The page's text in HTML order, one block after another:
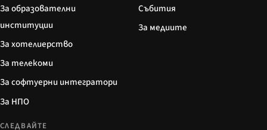
За образователни
институции
За хотелиерство
За телекоми
За софтуерни интегратори
За НПО
Събития
За медиите
СЛЕДВАЙТЕ